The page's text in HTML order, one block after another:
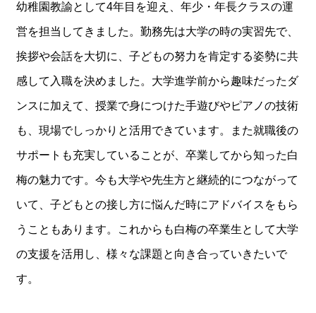
幼稚園教諭として4年目を迎え、年少・年長クラスの運
営を担当してきました。勤務先は大学の時の実習先で、
挨拶や会話を大切に、子どもの努力を肯定する姿勢に共
感して入職を決めました。大学進学前から趣味だったダ
ンスに加えて、授業で身につけた手遊びやピアノの技術
も、現場でしっかりと活用できています。また就職後の
サポートも充実していることが、卒業してから知った白
梅の魅力です。今も大学や先生方と継続的につながって
いて、子どもとの接し方に悩んだ時にアドバイスをもら
うこともあります。これからも白梅の卒業生として大学
の支援を活用し、様々な課題と向き合っていきたいで
す。